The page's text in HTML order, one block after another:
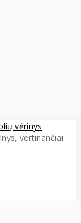
vėrinys
vertinančiai